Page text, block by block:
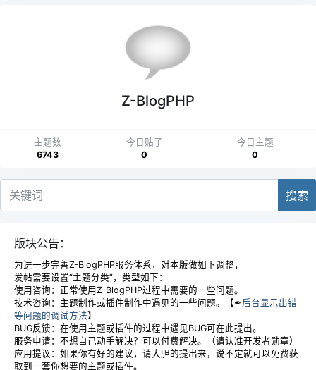
Z-BlogPHP
主题数
6743
今日贴子
0
今日主题
0
搜索
版块公告：
为进一步完善Z-BlogPHP服务体系，对本版做如下调整，
发帖需要设置“主题分类”，类型如下：
使用咨询：正常使用Z-BlogPHP过程中需要的一些问题。
技术咨询：主题制作或插件制作中遇见的一些问题。【✒后台显示出错
等问题的调试方法】
BUG反馈：在使用主题或插件的过程中遇见BUG可在此提出。
服务申请：不想自己动手解决？可以付费解决。（请认准开发者勋章）
应用提议：如果你有好的建议，请大胆的提出来，说不定就可以免费获
取到一套你想要的主题或插件。